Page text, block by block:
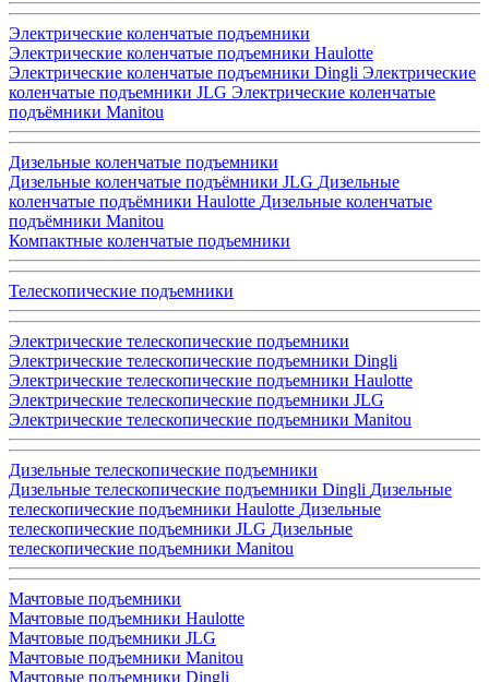
Электрические коленчатые подъемники
Электрические коленчатые подъемники Haulotte
Электрические коленчатые подъемники Dingli Электрические
коленчатые подъемники JLG Электрические коленчатые
подъёмники Manitou
Дизельные коленчатые подъемники
Дизельные коленчатые подъёмники JLG Дизельные
коленчатые подъёмники Haulotte Дизельные коленчатые
подъёмники Manitou
Компактные коленчатые подъемники
Телескопические подъемники
Электрические телескопические подъемники
Электрические телескопические подъемники Dingli
Электрические телескопические подъемники Haulotte
Электрические телескопические подъемники JLG
Электрические телескопические подъемники Manitou
Дизельные телескопические подъемники
Дизельные телескопические подъемники Dingli Дизельные
телескопические подъемники Haulotte Дизельные
телескопические подъемники JLG Дизельные
телескопические подъемники Manitou
Мачтовые подъемники
Мачтовые подъемники Haulotte
Мачтовые подъемники JLG
Мачтовые подъемники Manitou
Мачтовые подъемники Dingli